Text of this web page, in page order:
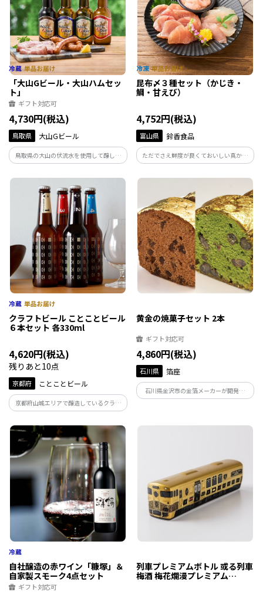
「大山Gビール・大山ハムセッ
ト」
ギフト対応可
4,730円(税込)
鳥取県 大山Gビール
鳥取県の大山の伏流水を使用して醸した
クラフトビール「大山Gビール」の定番４
種と、地元「大山ハム」ブランドで人気
のハムとソーセージを合わせてお届けい
たします。
昆布〆３種セット（かじき・
鯛・甘えび）
4,752円(税込)
富山県 鈴香食品
ただでさえ鮮度が良くておいしい真かじ
き、車鯛、甘エビに、昆布〆で旨味を追
加。それぞれに合わせた微調整で絶妙な
るのに絶品な人気商品です。
クラフトビール ことことビール
６本セット 各330ml
4,620円(税込)
残りあと10点
京都府 ことことビール
京都府山城エリアで醸造しているクラフ
トビールをお楽しみください！京都府最
南端のマイクロブルワリーの女性醸造家
が造るクラフトビールは様々なお料理と
相性抜群です。
黄金の焼菓子セット 2本
ギフト対応可
4,860円(税込)
石川県 箔座
石川県金沢市の金箔メーカーが開発し
た、金箔が燦然と輝く豪華なケーキです。
自社醸造の赤ワイン「糠塚」＆
自家製スモーク4点セット
ギフト対応可
列車プレミアムボトル 或る列車
梅酒 梅花爛漫プレミアム